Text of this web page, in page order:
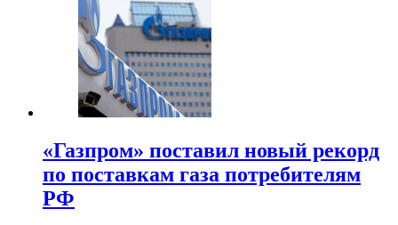
«Газпром» поставил новый рекорд
по поставкам газа потребителям
РФ